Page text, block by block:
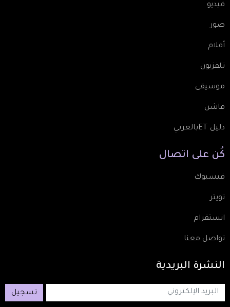
فيديو
صور
أفلام
تلفزيون
موسيقى
فاشن
دليل ETبالعربي
كُن على اتصال
فيسبوك
تويتر
انستقرام
تواصل معنا
النشرة البريدية
تسجيل